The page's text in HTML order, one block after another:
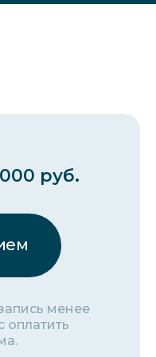
руб.
менее
оплатить